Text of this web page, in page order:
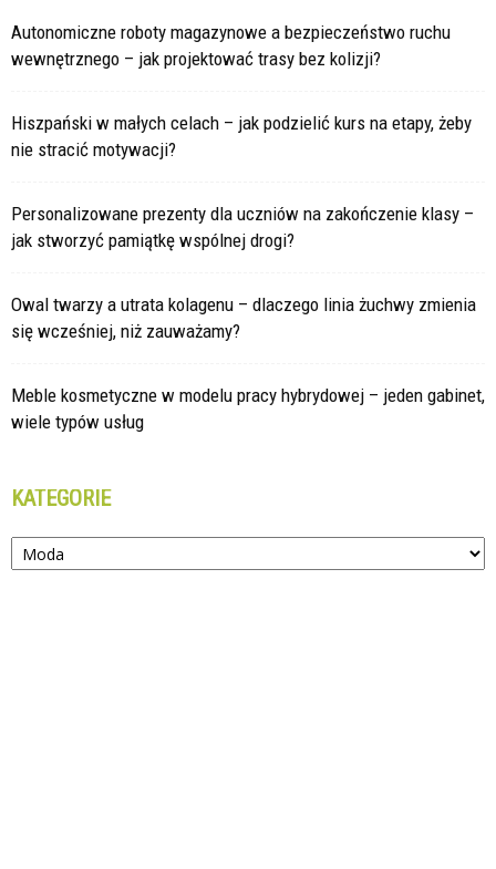
Autonomiczne roboty magazynowe a bezpieczeństwo ruchu
wewnętrznego – jak projektować trasy bez kolizji?
Hiszpański w małych celach – jak podzielić kurs na etapy, żeby
nie stracić motywacji?
Personalizowane prezenty dla uczniów na zakończenie klasy –
jak stworzyć pamiątkę wspólnej drogi?
Owal twarzy a utrata kolagenu – dlaczego linia żuchwy zmienia
się wcześniej, niż zauważamy?
Meble kosmetyczne w modelu pracy hybrydowej – jeden gabinet,
wiele typów usług
KATEGORIE
Kategorie